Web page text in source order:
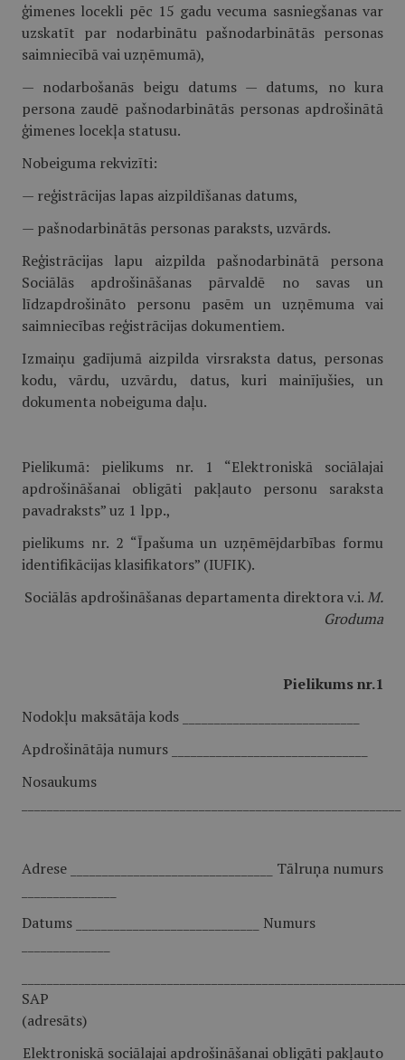
ģimenes locekli pēc 15 gadu vecuma sasniegšanas var
uzskatīt par nodarbinātu pašnodarbinātās personas
saimniecībā vai uzņēmumā),
— nodarbošanās beigu datums — datums, no kura
persona zaudē pašnodarbinātās personas apdrošinātā
ģimenes locekļa statusu.
Nobeiguma rekvizīti:
— reģistrācijas lapas aizpildīšanas datums,
— pašnodarbinātās personas paraksts, uzvārds.
Reģistrācijas lapu aizpilda pašnodarbinātā persona
Sociālās apdrošināšanas pārvaldē no savas un
līdzapdrošināto personu pasēm un uzņēmuma vai
saimniecības reģistrācijas dokumentiem.
Izmaiņu gadījumā aizpilda virsraksta datus, personas
kodu, vārdu, uzvārdu, datus, kuri mainījušies, un
dokumenta nobeiguma daļu.
Pielikumā: pielikums nr. 1 “Elektroniskā sociālajai
apdrošināšanai obligāti pakļauto personu saraksta
pavadraksts” uz 1 lpp.,
pielikums nr. 2 “Īpašuma un uzņēmējdarbības formu
identifikācijas klasifikators” (IUFIK).
Sociālās apdrošināšanas departamenta direktora v.i.M.
Groduma
Pielikums nr.1
Nodokļu maksātāja kods ____________________________
Apdrošinātāja numurs _______________________________
Nosaukums
Adrese ________________________________ Tālruņa numurs
Datums _____________________________ Numurs
SAP
(adresāts)
Elektroniskā sociālajai apdrošināšanai obligāti pakļauto